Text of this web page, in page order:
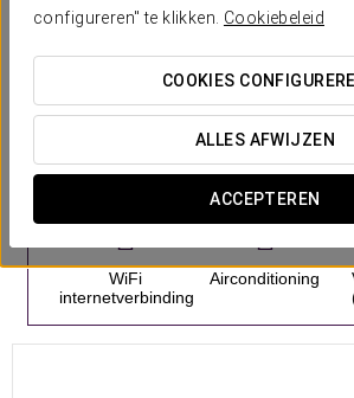
configureren" te klikken. Cookiebeleid
COOKIES
ALLES AFWIJZEN
ACCEPTEREN
zoals Wi-Fi, airconditioning, een kluis,
VERMELDENSWAARDIGE
Aantal kamers
WiFi
internetverbinding
Airconditioning